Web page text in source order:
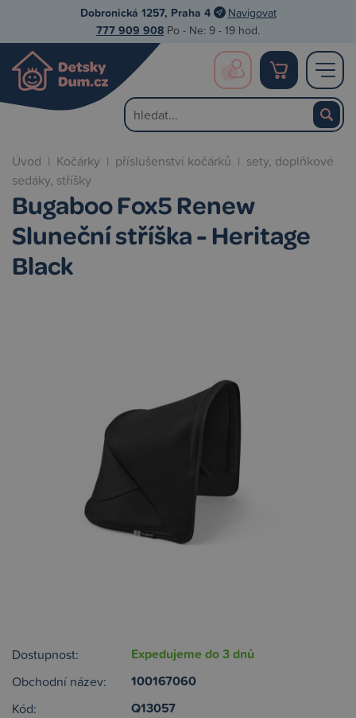
Dobronická 1257, Praha 4 Navigovat
777 909 908 Po - Ne: 9 - 19 hod.
Úvod | Kočárky | příslušenství kočárků | sety, doplňkové
sedáky, stříšky
Bugaboo Fox5 Renew
Sluneční stříška - Heritage
Black
Dostupnost: Expedujeme do 3 dnů
Obchodní název: 100167060
Kód: Q13057